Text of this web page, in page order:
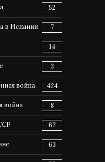
52
в Испании 7
14
3
война 424
война 8
62
63